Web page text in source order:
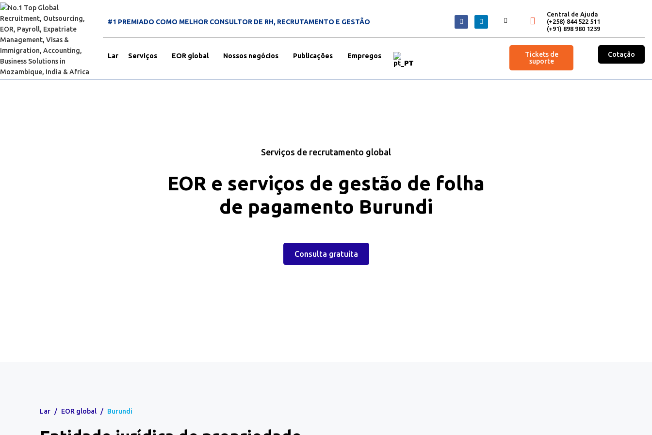
#1 PREMIADO COMO MELHOR CONSULTOR DE RH, RECRUTAMENTO E GESTÃO
Central de Ajuda
(+258) 844 522 511
(+91) 898 980 1239
Lar Serviços EOR global Nossos negócios Publicações
Empregos
PT
Tickets de
suporte
Cotação
Serviços de recrutamento global
EOR e serviços de gestão de folha
de pagamento Burundi
Consulta gratuita
Lar / EOR global / Burundi